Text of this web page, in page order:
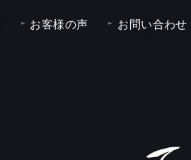
お客様の声 お問い合わせ